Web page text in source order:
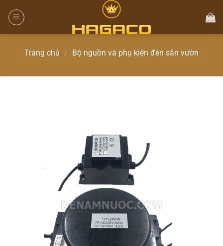
Trang chủ / Bộ nguồn và phụ kiện đèn sân vườn